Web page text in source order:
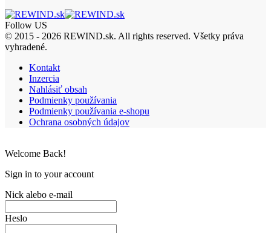
Follow US
© 2015 - 2026 REWIND.sk. All rights reserved. Všetky práva
vyhradené.
Kontakt
Inzercia
Nahlásiť obsah
Podmienky používania
Podmienky používania e-shopu
Ochrana osobných údajov
Welcome Back!
Sign in to your account
Nick alebo e-mail
Heslo